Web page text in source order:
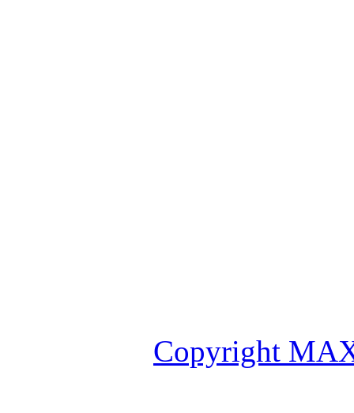
Copyright